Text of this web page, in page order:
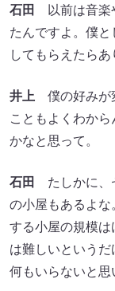
石田
以前は音楽
たんですよ。僕
してもらえたらあ
井上 僕の好みが
こともよくわか
かなと思って。
石田
たしかに、
の小屋もあるよ
する小屋の規模
は難しいという
何もいらないと思